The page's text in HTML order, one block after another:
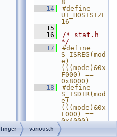
8
   14
#define
UT_HOSTSIZE
16
   15
   16
/* stat.h
*/
   17
#define
S_ISREG(mod
e)
(((mode)&0x
F000) ==
0x8000)
   18
#define
S_ISDIR(mod
e)
(((mode)&0x
F000) ==
0x4000)
   19
   20
finger various.h